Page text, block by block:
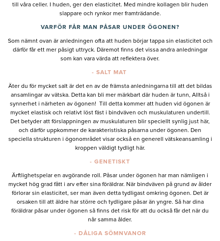
till våra celler. I huden, ger den elasticitet. Med mindre kollagen blir huden
slappare och rynkor mer framträdande.
VARFÖR FÅR MAN PÅSAR UNDER ÖGONEN?
Som nämnt ovan är anledningen ofta att huden börjar tappa sin elasticitet och
därför får ett mer påsigt uttryck. Däremot finns det vissa andra anledningar
som kan vara värda att reflektera över.
- SALT MAT
Äter du för mycket salt är det en av de främsta anledningarna till att det bildas
ansamlingar av vätska. Detta kan bli mer märkbart där huden är tunn, Alltså i
synnerhet i närheten av ögonen! Till detta kommer att huden vid ögonen är
mycket elastisk och relativt löst fäst i bindväven och muskulaturen undertill.
Det betyder att förslappningen av muskulaturen blir speciellt synlig just här,
och därför uppkommer de karakteristiska påsarna under ögonen. Den
speciella strukturen i ögonområdet visar också en generell vätskeansamling i
kroppen väldigt tydligt här.
- GENETISKT
Ärftlighetspelar en avgörande roll. Påsar under ögonen har man nämligen i
mycket hög grad fått i arv efter sina föräldrar. När bindväven på grund av ålder
förlorar sin elasticitet, ser man även detta tydligast omkring ögonen. Det är
orsaken till att äldre har större och tydligare påsar än yngre. Så har dina
föräldrar påsar under ögonen så finns det risk för att du också får det när du
når samma ålder.
- DÅLIGA SÖMNVANOR